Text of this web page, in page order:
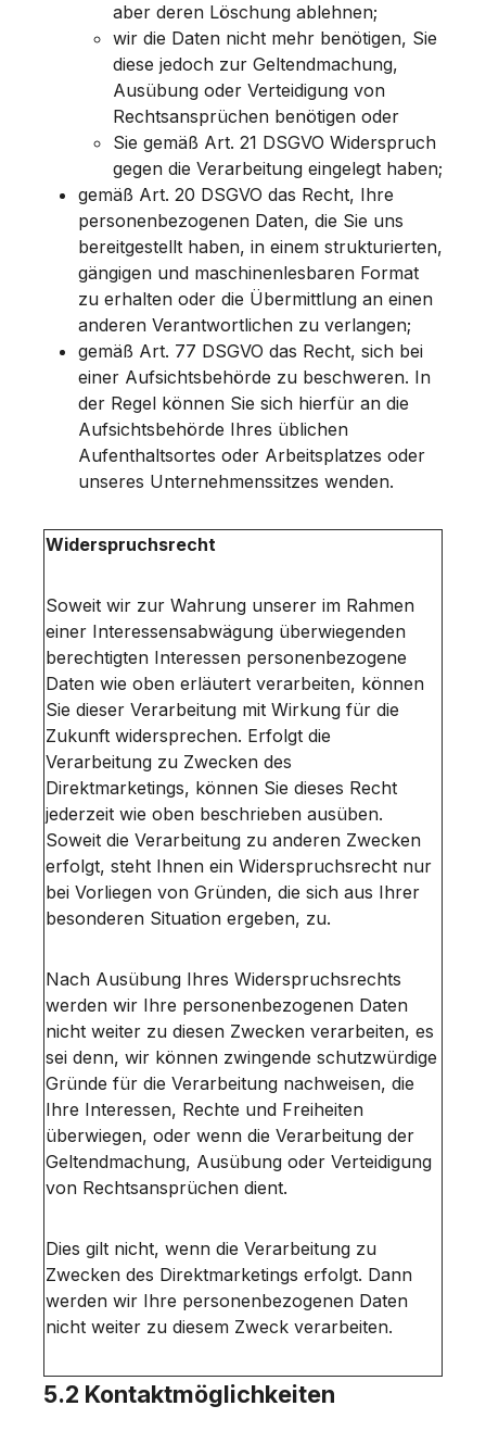
aber deren Löschung ablehnen;
wir die Daten nicht mehr benötigen, Sie
diese jedoch zur Geltendmachung,
Ausübung oder Verteidigung von
Rechtsansprüchen benötigen oder
Sie gemäß Art. 21 DSGVO Widerspruch
gegen die Verarbeitung eingelegt haben;
gemäß Art. 20 DSGVO das Recht, Ihre
personenbezogenen Daten, die Sie uns
bereitgestellt haben, in einem strukturierten,
gängigen und maschinenlesbaren Format
zu erhalten oder die Übermittlung an einen
anderen Verantwortlichen zu verlangen;
gemäß Art. 77 DSGVO das Recht, sich bei
einer Aufsichtsbehörde zu beschweren. In
der Regel können Sie sich hierfür an die
Aufsichtsbehörde Ihres üblichen
Aufenthaltsortes oder Arbeitsplatzes oder
unseres Unternehmenssitzes wenden.
Widerspruchsrecht
Soweit wir zur Wahrung unserer im Rahmen
einer Interessensabwägung überwiegenden
berechtigten Interessen personenbezogene
Daten wie oben erläutert verarbeiten, können
Sie dieser Verarbeitung mit Wirkung für die
Zukunft widersprechen. Erfolgt die
Verarbeitung zu Zwecken des
Direktmarketings, können Sie dieses Recht
jederzeit wie oben beschrieben ausüben.
Soweit die Verarbeitung zu anderen Zwecken
erfolgt, steht Ihnen ein Widerspruchsrecht nur
bei Vorliegen von Gründen, die sich aus Ihrer
besonderen Situation ergeben, zu.
Nach Ausübung Ihres Widerspruchsrechts
werden wir Ihre personenbezogenen Daten
nicht weiter zu diesen Zwecken verarbeiten, es
sei denn, wir können zwingende schutzwürdige
Gründe für die Verarbeitung nachweisen, die
Ihre Interessen, Rechte und Freiheiten
überwiegen, oder wenn die Verarbeitung der
Geltendmachung, Ausübung oder Verteidigung
von Rechtsansprüchen dient.
Dies gilt nicht, wenn die Verarbeitung zu
Zwecken des Direktmarketings erfolgt. Dann
werden wir Ihre personenbezogenen Daten
nicht weiter zu diesem Zweck verarbeiten.
5.2 Kontaktmöglichkeiten